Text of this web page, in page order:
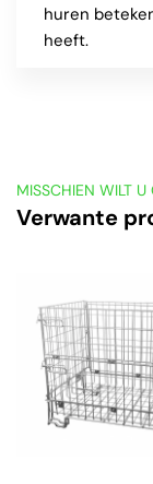
huren
heeft.
MISSCHIEN WILT U
Verwante